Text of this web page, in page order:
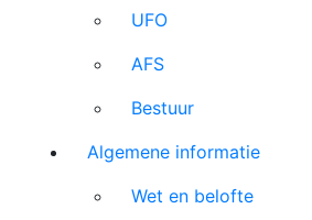
UFO
AFS
Bestuur
Algemene informatie
Wet en belofte